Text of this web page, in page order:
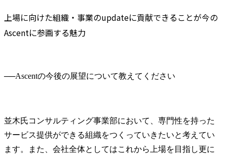
上場に向けた組織・事業のupdateに貢献できることが今の
Ascentに参画する魅力
──
並木氏コンサルティング事業部において、専門性を持った
サービス提供ができる組織をつくっていきたいと考えてい
ます。また、会社全体としてはこれから上場を目指し更に